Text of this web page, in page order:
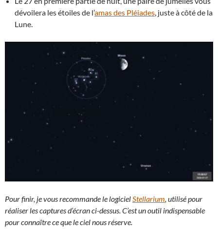
dévoilera les étoiles de l’amas des Pléiades, juste à côté de la
Lune.
Pour finir, je vous recommande le logicielStellarium, utilisé pour
réaliser les captures d’écran ci-dessus. C’est un outil indispensable
pour connaître ce que le ciel nous réserve.